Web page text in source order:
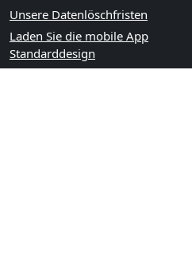
Unsere Datenlöschfristen
Laden Sie die mobile App
Standarddesign